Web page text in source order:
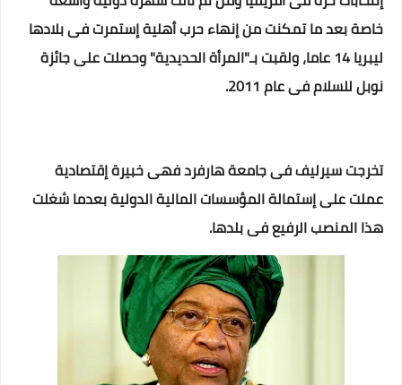
خاصة بعد ما تمكنت من إنهاء حرب أهلية إستمرت فى بلادها
ليبريا 14 عاما، ولقبت بـ"المرأة الحديدية" وحصلت على جائزة
نوبل للسلام فى عام 2011.
تخرجت سيرليف فى جامعة هارفرد فهى خبيرة إقتصادية
عملت على إستمالة المؤسسات المالية الدولية بعدما شغلت
هذا المنصب الرفيع فى بلدها.